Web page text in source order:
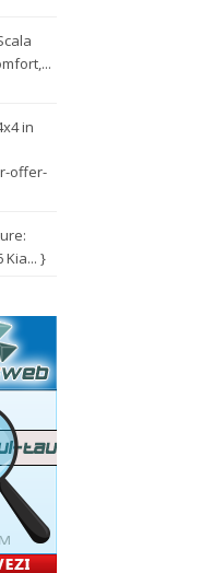
in
offer-
Kia... }